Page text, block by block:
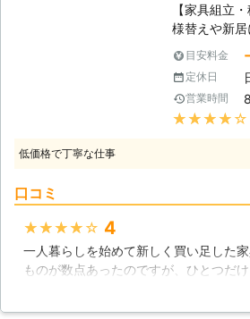
くてできな
豊富なベテ
家具移動組
んで対応させ
【家具組立
様替えや新
具の新調や
す。近年で
取り寄せお部
る方が多くい
した家具の中
れていること
のではありま
ても重さや
難ですし、
目安料金
定休日
営業時間
★★★★★
低価格で丁寧な仕事
口コミ
★★★★★ 4
一人暮らしを始めて新しく買い足した
ものが数点あったのですが、ひとつだ
み立てられないものがありました。手